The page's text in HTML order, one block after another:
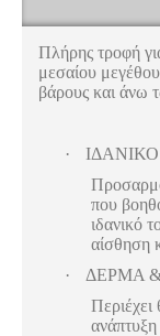
Πλήρης τροφή
μεσαίου
βάρους και άνω
·
που
ιδανικό
αίσθηση
·
ΔΕΡΜΑ
Περιέχει
ανάπτυξη